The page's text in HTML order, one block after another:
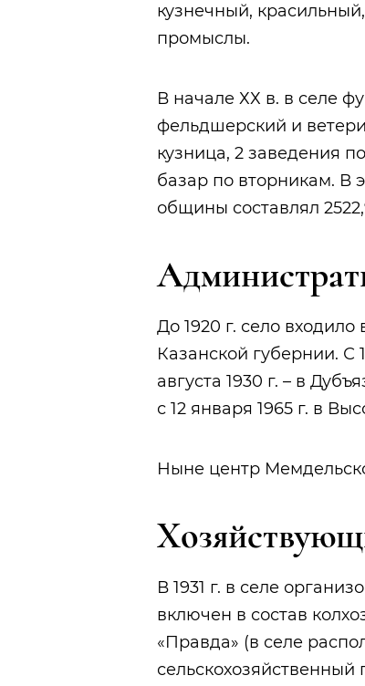
кузнечный,
промыслы.
В начале ХХ в. в селе
фельдшерский и
кузница, 2 заведения
базар по вторникам. В
общины составлял
До 1920 г. село
Казанской губернии. С
августа 1930 г. – в
с 12 января 1965 г. в
Ныне центр
В 1931 г. в селе
включен в состав
«Правда» (в селе